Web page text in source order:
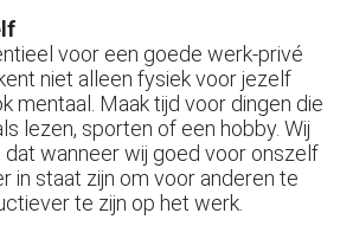
voor een goede werk-privé
niet alleen fysiek voor jezelf
mentaal. Maak tijd voor dingen die
lezen, sporten of een hobby. Wij
dat wanneer wij goed voor onszelf
in staat zijn om voor anderen te
te zijn op het werk.